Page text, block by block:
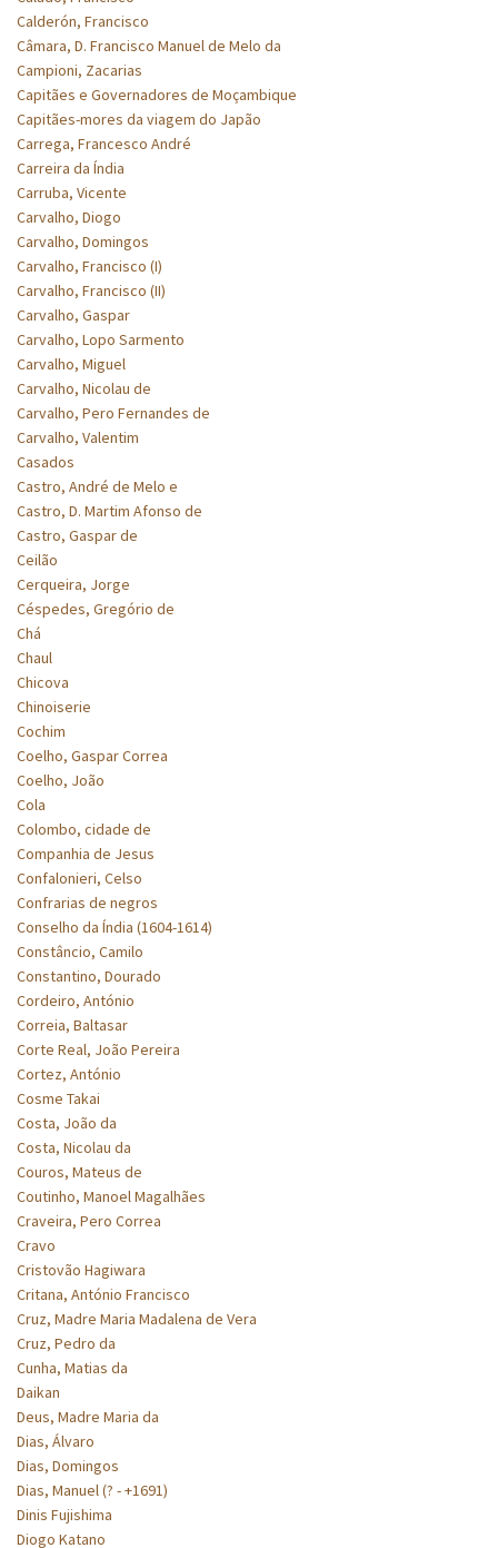
Calderón, Francisco
Câmara, D. Francisco Manuel de Melo da
Campioni, Zacarias
Capitães e Governadores de Moçambique
Capitães-mores da viagem do Japão
Carrega, Francesco André
Carreira da Índia
Carruba, Vicente
Carvalho, Diogo
Carvalho, Domingos
Carvalho, Francisco (I)
Carvalho, Francisco (II)
Carvalho, Gaspar
Carvalho, Lopo Sarmento
Carvalho, Miguel
Carvalho, Nicolau de
Carvalho, Pero Fernandes de
Carvalho, Valentim
Casados
Castro, André de Melo e
Castro, D. Martim Afonso de
Castro, Gaspar de
Ceilão
Cerqueira, Jorge
Céspedes, Gregório de
Chá
Chaul
Chicova
Chinoiserie
Cochim
Coelho, Gaspar Correa
Coelho, João
Cola
Colombo, cidade de
Companhia de Jesus
Confalonieri, Celso
Confrarias de negros
Conselho da Índia (1604-1614)
Constâncio, Camilo
Constantino, Dourado
Cordeiro, António
Correia, Baltasar
Corte Real, João Pereira
Cortez, António
Cosme Takai
Costa, João da
Costa, Nicolau da
Couros, Mateus de
Coutinho, Manoel Magalhães
Craveira, Pero Correa
Cravo
Cristovão Hagiwara
Critana, António Francisco
Cruz, Madre Maria Madalena de Vera
Cruz, Pedro da
Cunha, Matias da
Daikan
Deus, Madre Maria da
Dias, Álvaro
Dias, Domingos
Dias, Manuel (? - +1691)
Dinis Fujishima
Diogo Katano